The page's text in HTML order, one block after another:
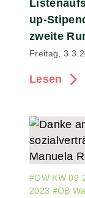
up-
zweite
Freitag,
Lesen
#GW KW 09
2023 #OB